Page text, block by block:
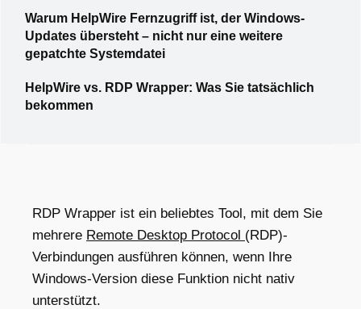
Warum HelpWire Fernzugriff ist, der Windows-
Updates übersteht – nicht nur eine weitere
gepatchte Systemdatei
HelpWire vs. RDP Wrapper: Was Sie tatsächlich
bekommen
RDP Wrapper ist ein beliebtes Tool, mit dem Sie
mehrere Remote Desktop Protocol (RDP)-
Verbindungen ausführen können, wenn Ihre
Windows-Version diese Funktion nicht nativ
unterstützt.